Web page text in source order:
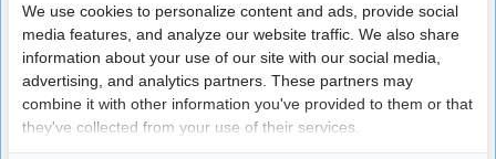
Door regelmatig mondwater van Oral B te gebruiken,
houd je je adem fris en schoon.
Hoe helpt Oral-B mondwater bij
een gezond gebit?
We use cookies to personalize content and ads, provide social
media features, and analyze our website traffic. We also share
information about your use of our site with our social media,
advertising, and analytics partners. These partners may
combine it with other information you've provided to them or that
they've collected from your use of their services.